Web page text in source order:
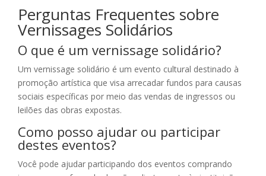
Perguntas Frequentes sobre
Vernissages Solidários
O que é um vernissage solidário?
Um vernissage solidário é um evento cultural destinado à
promoção artística que visa arrecadar fundos para causas
sociais específicas por meio das vendas de ingressos ou
leilões das obras expostas.
Como posso ajudar ou participar
destes eventos?
Você pode ajudar participando dos eventos comprando